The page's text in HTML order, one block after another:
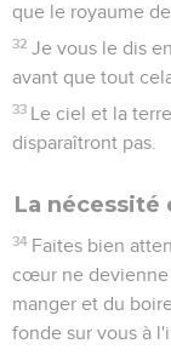
que le royaume
32 Je vous le dis
avant que tout
33 Le ciel et la
disparaîtront pas.
La nécessité
34 Faites bien
cœur ne devienne
manger et du
fonde sur vous à